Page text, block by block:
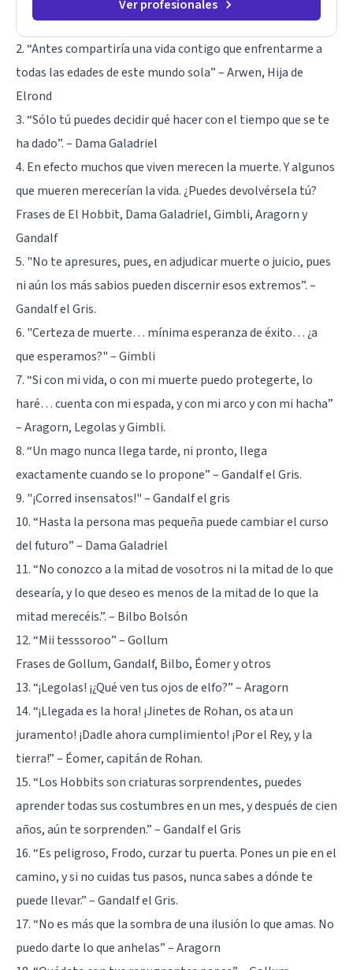
Ver profesionales
2. “Antes compartiría una vida contigo que enfrentarme a
todas las edades de este mundo sola” – Arwen, Hija de
Elrond
3. “Sólo tú puedes decidir qué hacer con el tiempo que se te
ha dado”. – Dama Galadriel
4. En efecto muchos que viven merecen la muerte. Y algunos
que mueren merecerían la vida. ¿Puedes devolvérsela tú?
Frases de El Hobbit, Dama Galadriel, Gimbli, Aragorn y
Gandalf
5. "No te apresures, pues, en adjudicar muerte o juicio, pues
ni aún los más sabios pueden discernir esos extremos”. –
Gandalf el Gris.
6. "Certeza de muerte… mínima esperanza de éxito… ¿a
que esperamos?" – Gimbli
7. “Si con mi vida, o con mi muerte puedo protegerte, lo
haré… cuenta con mi espada, y con mi arco y con mi hacha”
– Aragorn, Legolas y Gimbli.
8. “Un mago nunca llega tarde, ni pronto, llega
exactamente cuando se lo propone” – Gandalf el Gris.
9. "¡Corred insensatos!" – Gandalf el gris
10. “Hasta la persona mas pequeña puede cambiar el curso
del futuro” – Dama Galadriel
11. “No conozco a la mitad de vosotros ni la mitad de lo que
desearía, y lo que deseo es menos de la mitad de lo que la
mitad merecéis.”. – Bilbo Bolsón
12. “Mii tesssoroo” – Gollum
Frases de Gollum, Gandalf, Bilbo, Éomer y otros
13. “¡Legolas! ¡¿Qué ven tus ojos de elfo?” – Aragorn
14. “¡Llegada es la hora! ¡Jinetes de Rohan, os ata un
juramento! ¡Dadle ahora cumplimiento! ¡Por el Rey, y la
tierra!” – Éomer, capitán de Rohan.
15. “Los Hobbits son criaturas sorprendentes, puedes
aprender todas sus costumbres en un mes, y después de cien
años, aún te sorprenden.” – Gandalf el Gris
16. “Es peligroso, Frodo, curzar tu puerta. Pones un pie en el
camino, y si no cuidas tus pasos, nunca sabes a dónde te
puede llevar.” – Gandalf el Gris.
17. “No es más que la sombra de una ilusión lo que amas. No
puedo darte lo que anhelas” – Aragorn